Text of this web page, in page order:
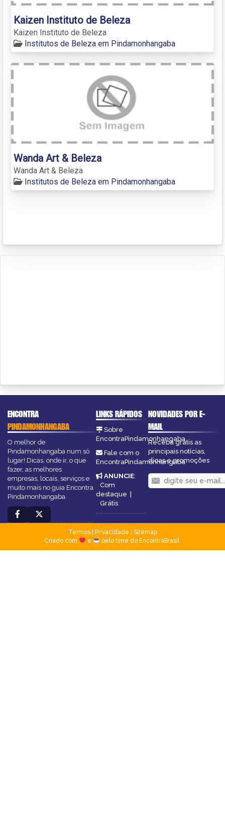
Kaizen Instituto de Beleza
Kaizen Instituto de Beleza
Institutos de Beleza em Pindamonhangaba
Wanda Art & Beleza
Wanda Art & Beleza
Institutos de Beleza em Pindamonhangaba
ENCONTRA
PINDAMONHANGABA
O melhor de
Pindamonhangaba num só
lugar! Dicas, onde ir, o que
fazer, as melhores
empresas, locais, serviços e
muito mais no guia Encontra
Pindamonhangaba.
LINKS RÁPIDOS
Sobre
EncontraPindamonhangaba
Fale com o
EncontraPindamonhangaba
ANUNCIE:
Com
destaque |
Grátis
NOVIDADES POR E-
MAIL
Receba grátis as
principais notícias,
dicas e promoções
Termos| Privacidade
Sitemap
Criado com
e pelo time do EncontraBrasil